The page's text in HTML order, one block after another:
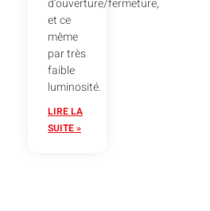
d’ouverture/fermeture,
et ce
même
par très
faible
luminosité.
LIRE LA
SUITE »